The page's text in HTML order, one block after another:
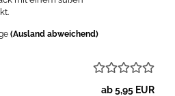
(Ausland abweichend)
ab 5,95 EUR